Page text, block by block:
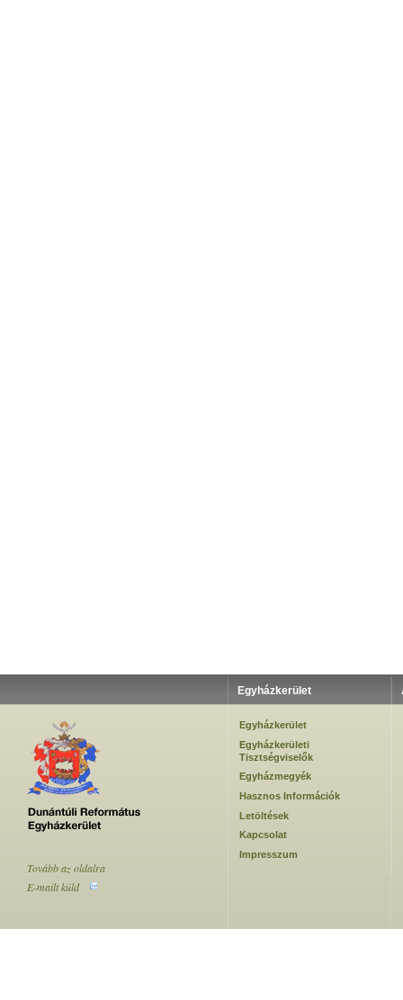
Egyházkerület
Egyházkerület
Egyházkerületi
Tisztségviselők
Egyházmegyék
Hasznos Információk
Letöltések
Kapcsolat
Impresszum
Tovább az oldalra
E-mailt küld